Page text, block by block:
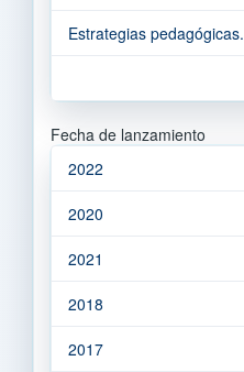
Estrategias pedagógicas.
Fecha de lanzamiento
2022
2020
2021
2018
2017